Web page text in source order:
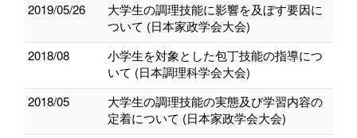
2019/05/26
大学生の調理技能に影響を及ぼす要因に
ついて (日本家政学会大会)
2018/08
小学生を対象とした包丁技能の指導につ
いて (日本調理科学会大会)
2018/05
大学生の調理技能の実態及び学習内容の
定着について (日本家政学会大会)